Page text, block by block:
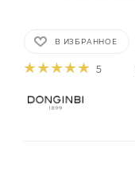
В ИЗБРАННОЕ
5